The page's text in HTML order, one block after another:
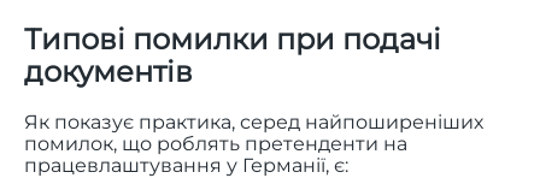
Типові помилки при подачі
документів
Як показує практика, серед найпоширеніших
помилок, що роблять претенденти на
працевлаштування у Германії, є: